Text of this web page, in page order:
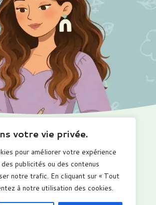
votre vie privée.
pour améliorer votre expérience
publicités ou des contenus
notre trafic. En cliquant sur « Tout
à notre utilisation des cookies.